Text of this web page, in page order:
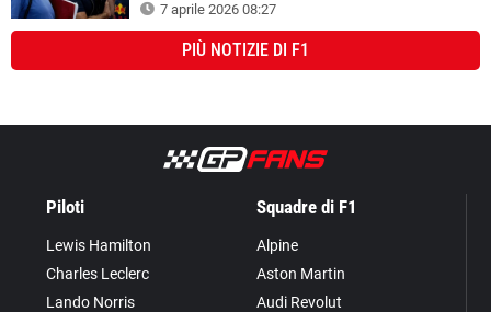
7 aprile 2026 08:27
PIÙ NOTIZIE DI F1
Piloti
Lewis Hamilton
Charles Leclerc
Lando Norris
Squadre di F1
Alpine
Aston Martin
Audi Revolut